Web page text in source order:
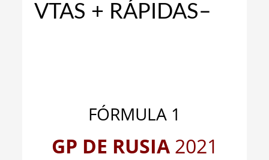
VTAS + RÁPIDAS–
FÓRMULA 1
GP DE RUSIA 2021